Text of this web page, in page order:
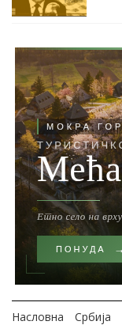
Насловна Србија